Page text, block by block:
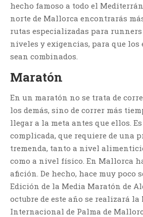
hecho famoso a todo el
norte de Mallorca encontrarás
rutas especializadas para
niveles y exigencias, para que
sean combinados.
Maratón
En un maratón no se trata de
los demás, sino de correr más
llegar a la meta antes que ellos.
complicada, que requiere de una
tremenda, tanto a nivel
como a nivel físico. En Mallorca
afición. De hecho, hace muy poco
Edición de la Media Maratón de
octubre de este año se realizará
Internacional de Palma de